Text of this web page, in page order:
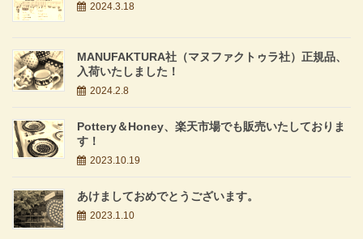
2024.3.18
MANUFAKTURA社（マヌファクトゥラ社）正規品、
入荷いたしました！
2024.2.8
Pottery＆Honey、楽天市場でも販売いたしておりま
す！
2023.10.19
あけましておめでとうございます。
2023.1.10